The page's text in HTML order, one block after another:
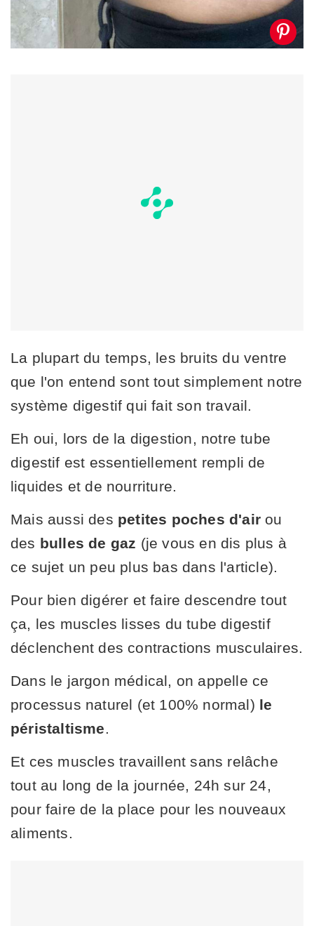
La plupart du temps, les bruits du ventre
que l'on entend sont tout simplement notre
système digestif qui fait son travail.
Eh oui, lors de la digestion, notre tube
digestif est essentiellement rempli de
liquides et de nourriture.
Mais aussi des petites poches d'air ou
des bulles de gaz (je vous en dis plus à
ce sujet un peu plus bas dans l'article).
Pour bien digérer et faire descendre tout
ça, les muscles lisses du tube digestif
déclenchent des contractions musculaires.
Dans le jargon médical, on appelle ce
processus naturel (et 100% normal) le
péristaltisme.
Et ces muscles travaillent sans relâche
tout au long de la journée, 24h sur 24,
pour faire de la place pour les nouveaux
aliments.